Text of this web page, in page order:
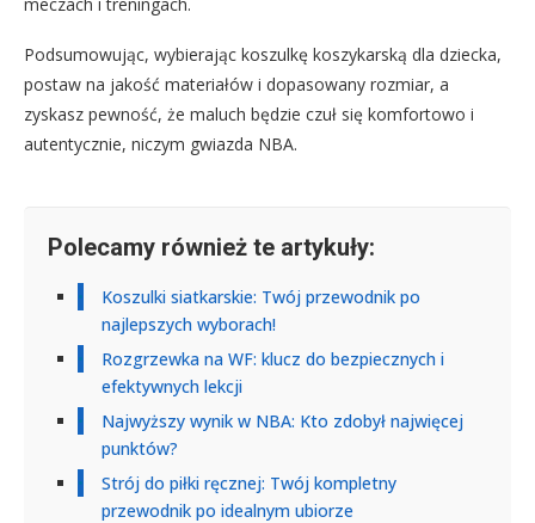
Podsumowując, wybierając koszulkę koszykarską dla dziecka,
postaw na jakość materiałów i dopasowany rozmiar, a
zyskasz pewność, że maluch będzie czuł się komfortowo i
autentycznie, niczym gwiazda NBA.
Polecamy również te artykuły:
Koszulki siatkarskie: Twój przewodnik po
najlepszych wyborach!
Rozgrzewka na WF: klucz do bezpiecznych i
efektywnych lekcji
Najwyższy wynik w NBA: Kto zdobył najwięcej
punktów?
Strój do piłki ręcznej: Twój kompletny
przewodnik po idealnym ubiorze